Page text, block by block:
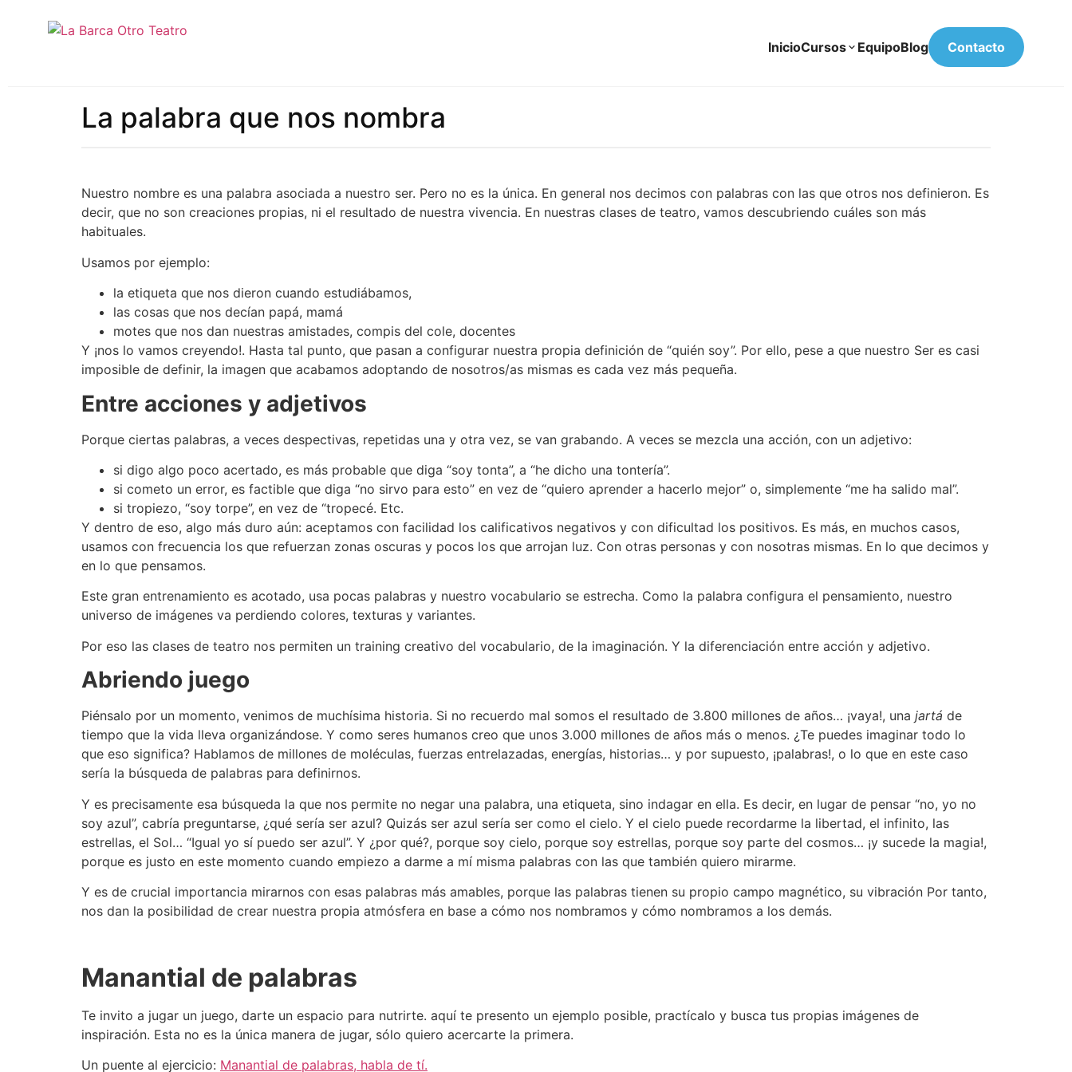
InicioCursos EquipoBlog Contacto
La palabra que nos nombra
Nuestro nombre es una palabra asociada a nuestro ser. Pero no es la única. En general nos decimos con palabras con las que otros nos definieron. Es
decir, que no son creaciones propias, ni el resultado de nuestra vivencia. En nuestras clases de teatro, vamos descubriendo cuáles son más
habituales.
Usamos por ejemplo:
la etiqueta que nos dieron cuando estudiábamos,
las cosas que nos decían papá, mamá
motes que nos dan nuestras amistades, compis del cole, docentes
Y ¡nos lo vamos creyendo!. Hasta tal punto, que pasan a configurar nuestra propia definición de “quién soy”. Por ello, pese a que nuestro Ser es casi
imposible de definir, la imagen que acabamos adoptando de nosotros/as mismas es cada vez más pequeña.
Entre acciones y adjetivos
Porque ciertas palabras, a veces despectivas, repetidas una y otra vez, se van grabando. A veces se mezcla una acción, con un adjetivo:
si digo algo poco acertado, es más probable que diga “soy tonta”, a “he dicho una tontería”.
si cometo un error, es factible que diga “no sirvo para esto” en vez de “quiero aprender a hacerlo mejor” o, simplemente “me ha salido mal”.
si tropiezo, “soy torpe”, en vez de “tropecé. Etc.
Y dentro de eso, algo más duro aún: aceptamos con facilidad los calificativos negativos y con dificultad los positivos. Es más, en muchos casos,
usamos con frecuencia los que refuerzan zonas oscuras y pocos los que arrojan luz. Con otras personas y con nosotras mismas. En lo que decimos y
en lo que pensamos.
Este gran entrenamiento es acotado, usa pocas palabras y nuestro vocabulario se estrecha. Como la palabra configura el pensamiento, nuestro
universo de imágenes va perdiendo colores, texturas y variantes.
Por eso las clases de teatro nos permiten un training creativo del vocabulario, de la imaginación. Y la diferenciación entre acción y adjetivo.
Abriendo juego
Piénsalo por un momento, venimos de muchísima historia. Si no recuerdo mal somos el resultado de 3.800 millones de años… ¡vaya!, una jartá de
tiempo que la vida lleva organizándose. Y como seres humanos creo que unos 3.000 millones de años más o menos. ¿Te puedes imaginar todo lo
que eso significa? Hablamos de millones de moléculas, fuerzas entrelazadas, energías, historias… y por supuesto, ¡palabras!, o lo que en este caso
sería la búsqueda de palabras para definirnos.
Y es precisamente esa búsqueda la que nos permite no negar una palabra, una etiqueta, sino indagar en ella. Es decir, en lugar de pensar “no, yo no
soy azul”, cabría preguntarse, ¿qué sería ser azul? Quizás ser azul sería ser como el cielo. Y el cielo puede recordarme la libertad, el infinito, las
estrellas, el Sol… “Igual yo sí puedo ser azul”. Y ¿por qué?, porque soy cielo, porque soy estrellas, porque soy parte del cosmos… ¡y sucede la magia!,
porque es justo en este momento cuando empiezo a darme a mí misma palabras con las que también quiero mirarme.
Y es de crucial importancia mirarnos con esas palabras más amables, porque las palabras tienen su propio campo magnético, su vibración Por tanto,
nos dan la posibilidad de crear nuestra propia atmósfera en base a cómo nos nombramos y cómo nombramos a los demás.
Manantial de palabras
Te invito a jugar un juego, darte un espacio para nutrirte. aquí te presento un ejemplo posible, practícalo y busca tus propias imágenes de
inspiración. Esta no es la única manera de jugar, sólo quiero acercarte la primera.
Un puente al ejercicio: Manantial de palabras, habla de tí.